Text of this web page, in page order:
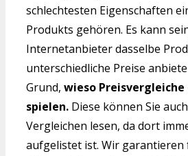
schlechtesten Eigenschaften
Produkts gehören. Es kann
Internetanbieter dasselbe
unterschiedliche Preise
Grund, wieso Preisvergleiche
spielen. Diese können Sie
Vergleichen lesen, da dort
aufgelistet ist. Wir